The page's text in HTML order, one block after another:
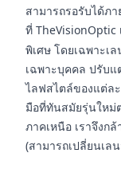
สามารถรอรับได้ภ
ที่ TheVisionOptic
พิเศษ โดยเฉพาะเ
เฉพาะบุคคล ปรับแ
ไลฟสไตล์ของแต่ล
มือที่ทันสมัยรุ่นใหม่
ภาคเหนือ เราจึงก
(สามารถเปลี่ยนเ